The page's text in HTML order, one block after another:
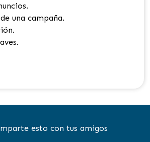
una campaña.
esto con tus amigos